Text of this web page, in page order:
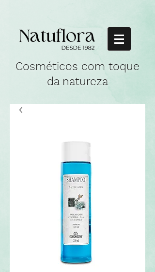
Cosméticos com toque
da natureza